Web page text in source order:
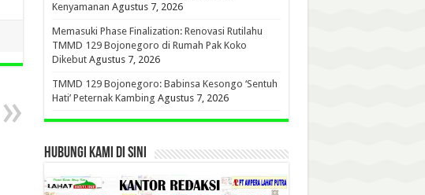
Kenyamanan Agustus 7, 2026
Memasuki Phase Finalization: Renovasi Rutilahu
TMMD 129 Bojonegoro di Rumah Pak Koko
Dikebut Agustus 7, 2026
TMMD 129 Bojonegoro: Babinsa Kesongo ‘Sentuh
Hati’ Peternak Kambing Agustus 7, 2026
HUBUNGI KAMI DI SINI